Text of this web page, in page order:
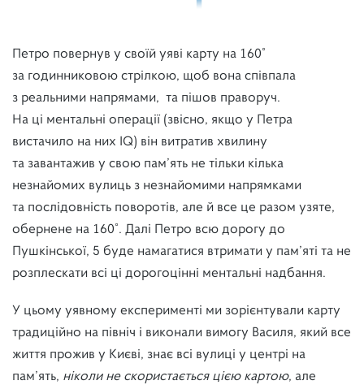
Петро повернув у своїй уяві карту на 160˚
за годинниковою стрілкою, щоб вона співпала
з реальними напрямами, та пішов праворуч.
На ці ментальні операції (звісно, якщо у Петра
вистачило на них IQ) він витратив хвилину
та завантажив у свою пам’ять не тільки кілька
незнайомих вулиць з незнайомими напрямками
та послідовність поворотів, але й все це разом узяте,
обернене на 160˚. Далі Петро всю дорогу до
Пушкінської, 5 буде намагатися втримати у пам’яті та не
розплескати всі ці дорогоцінні ментальні надбання.
У цьому уявному експерименті ми зорієнтували карту
традиційно на північ і виконали вимогу Василя, який все
життя прожив у Києві, знає всі вулиці у центрі на
пам’ять, ніколи не скористається цією картою, але